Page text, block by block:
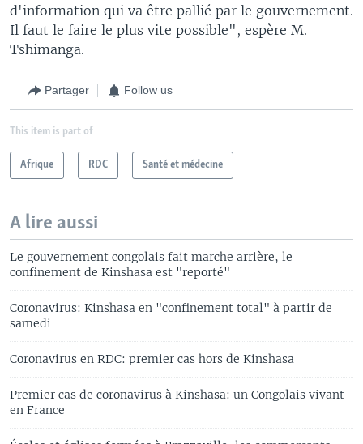
d'information qui va être pallié par le gouvernement.
Il faut le faire le plus vite possible", espère M.
Tshimanga.
Partager Follow us
This item is part of
Afrique RDC Santé et médecine
A lire aussi
Le gouvernement congolais fait marche arrière, le
confinement de Kinshasa est "reporté"
Coronavirus: Kinshasa en "confinement total" à partir de
samedi
Coronavirus en RDC: premier cas hors de Kinshasa
Premier cas de coronavirus à Kinshasa: un Congolais vivant
en France